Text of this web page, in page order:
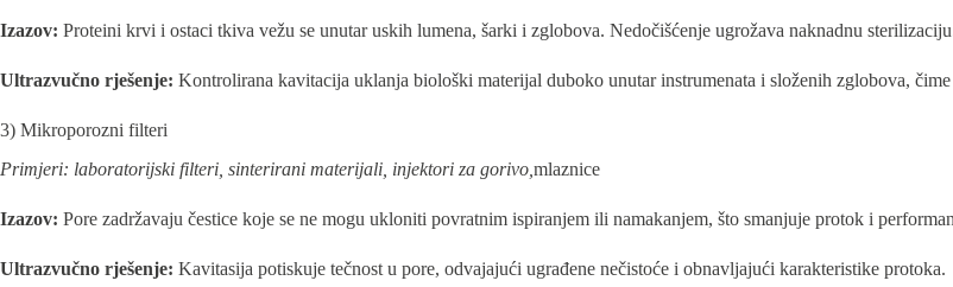
Izazov: Proteini krvi i ostaci tkiva vežu se unutar uskih lumena, šarki i zglobova. Nedočišćenje ugrožava naknadnu
Ultrazvučno rješenje: Kontrolirana kavitacija uklanja biološki materijal duboko unutar instrumenata i složenih zglobova,
3) Mikroporozni filteri
Primjeri: laboratorijski filteri, sinterirani materijali, injektori za gorivo, mlaznice
Izazov: Pore zadržavaju čestice koje se ne mogu ukloniti povratnim ispiranjem ili namakanjem, što smanjuje protok i
Ultrazvučno rješenje: Kavitasija potiskuje tečnost u pore, odvajajući ugrađene nečistoće i obnavljajući karakteristike protoka.